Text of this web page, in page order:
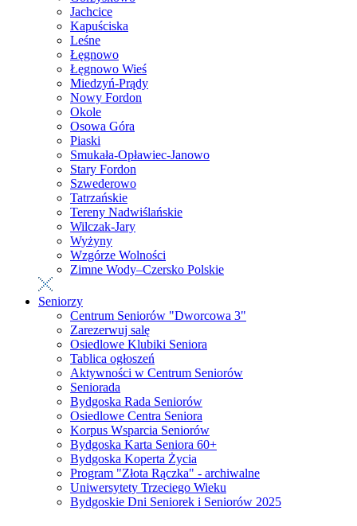
Jachcice
Kapuściska
Leśne
Łęgnowo
Łęgnowo Wieś
Miedzyń-Prądy
Nowy Fordon
Okole
Osowa Góra
Piaski
Smukała-Opławiec-Janowo
Stary Fordon
Szwederowo
Tatrzańskie
Tereny Nadwiślańskie
Wilczak-Jary
Wyżyny
Wzgórze Wolności
Zimne Wody–Czersko Polskie
Seniorzy
Centrum Seniorów "Dworcowa 3"
Zarezerwuj salę
Osiedlowe Klubiki Seniora
Tablica ogłoszeń
Aktywności w Centrum Seniorów
Seniorada
Bydgoska Rada Seniorów
Osiedlowe Centra Seniora
Korpus Wsparcia Seniorów
Bydgoska Karta Seniora 60+
Bydgoska Koperta Życia
Program "Złota Rączka" - archiwalne
Uniwersytety Trzeciego Wieku
Bydgoskie Dni Seniorek i Seniorów 2025